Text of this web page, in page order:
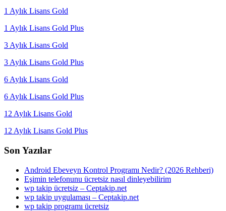
1 Aylık Lisans Gold
1 Aylık Lisans Gold Plus
3 Aylık Lisans Gold
3 Aylık Lisans Gold Plus
6 Aylık Lisans Gold
6 Aylık Lisans Gold Plus
12 Aylık Lisans Gold
12 Aylık Lisans Gold Plus
Son Yazılar
Android Ebeveyn Kontrol Programı Nedir? (2026 Rehberi)
Eşimin telefonunu ücretsiz nasıl dinleyebilirim
wp takip ücretsiz – Ceptakip.net
wp takip uygulaması – Ceptakip.net
wp takip programı ücretsiz